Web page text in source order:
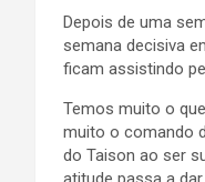
Depois de uma
semana decisiva
ficam assistindo
Temos muito o
muito o comando
do Taison ao ser